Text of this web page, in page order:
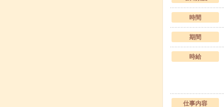
時間
期間
時給
仕事内容